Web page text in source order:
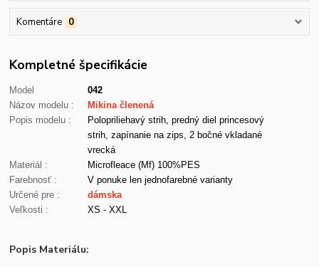
Komentáre 0
Kompletné špecifikácie
Model
042
Názov modelu :
Mikina členená
Popis modelu :
Polopriliehavý strih, predný diel princesový
strih, zapínanie na zips, 2 bočné vkladané
vrecká
Materiál :
Microfleace (Mf) 100%PES
Farebnosť :
V ponuke len jednofarebné varianty
Určené pre :
dámska
Veľkosti :
XS - XXL
Popis Materiálu: